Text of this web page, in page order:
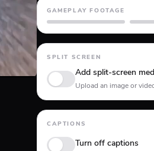
GAMEPLAY FOOTAGE
GTA 5
SPLIT SCREEN
Add split-screen
Upload an image or
CAPTIONS
Turn off captions